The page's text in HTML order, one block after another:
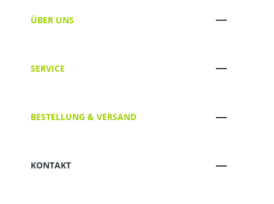
ÜBER UNS
SERVICE
BESTELLUNG & VERSAND
KONTAKT